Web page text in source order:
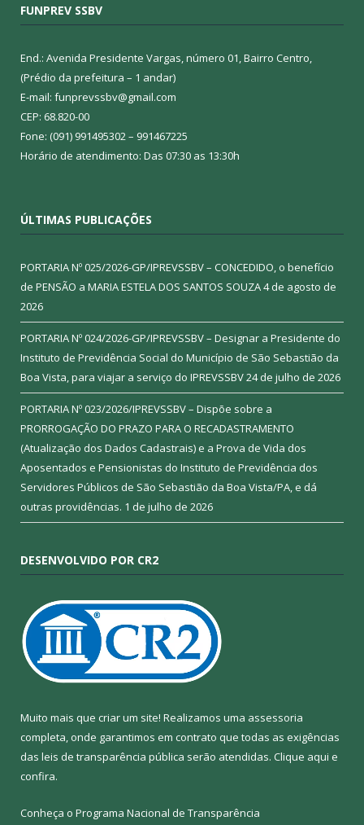
FUNPREV SSBV
End.: Avenida Presidente Vargas, número 01, Bairro Centro,
(Prédio da prefeitura – 1 andar)
E-mail: funprevssbv@gmail.com
CEP: 68.820-00
Fone: (091) 991495302 – 991467225
Horário de atendimento: Das 07:30 as 13:30h
ÚLTIMAS PUBLICAÇÕES
PORTARIA Nº 025/2026-GP/IPREVSSBV – CONCEDIDO, o benefício
de PENSÃO a MARIA ESTELA DOS SANTOS SOUZA4 de agosto de
2026
PORTARIA Nº 024/2026-GP/IPREVSSBV – Designar a Presidente do
Instituto de Previdência Social do Município de São Sebastião da
Boa Vista, para viajar a serviço do IPREVSSBV24 de julho de 2026
PORTARIA Nº 023/2026/IPREVSSBV – Dispõe sobre a
PRORROGAÇÃO DO PRAZO PARA O RECADASTRAMENTO
(Atualização dos Dados Cadastrais) e a Prova de Vida dos
Aposentados e Pensionistas do Instituto de Previdência dos
Servidores Públicos de São Sebastião da Boa Vista/PA, e dá
outras providências. 1 de julho de 2026
DESENVOLVIDO POR CR2
Muito mais que criar um site! Realizamos uma assessoria
completa, onde garantimos em contrato que todas as exigências
das leis de transparência pública serão atendidas. Clique aqui e
confira.
Conheça o Programa Nacional de Transparência